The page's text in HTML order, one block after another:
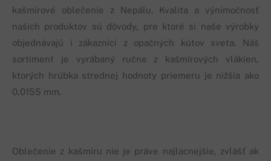
kašmírové oblečenie z Nepálu. Kvalita a výnimočnosť
našich produktov sú dôvody, pre ktoré si naše výrobky
objednávajú i zákazníci z opačných kútov sveta. Náš
sortiment je vyrábaný ručne z kašmírových vlákien,
ktorých hrúbka strednej hodnoty priemeru je nižšia ako
0,0155 mm.
Oblečenie z kašmíru nie je práve najlacnejšie, zvlášť ak